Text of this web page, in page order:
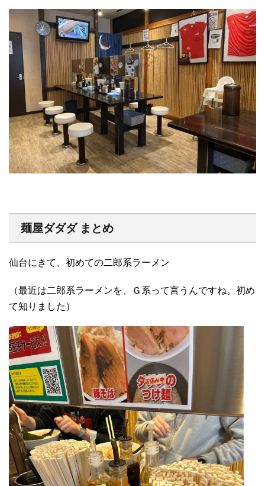
麺屋ダダダ まとめ
仙台にきて、初めての二郎系ラーメン
（最近は二郎系ラーメンを、Ｇ系って言うんですね。初め
て知りました）